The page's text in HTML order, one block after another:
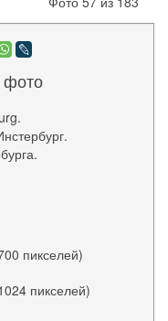
пикселей)
пикселей)